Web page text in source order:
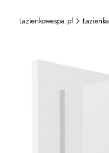
Lazienkowespa.pl Łazienka